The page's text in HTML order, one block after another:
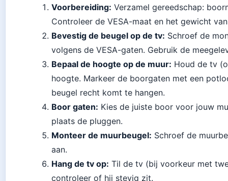
Voorbereiding: Verzamel gereedschap:
Controleer de VESA-maat en het gewicht
Bevestig de beugel op de tv: Schroef de
volgens de VESA-gaten. Gebruik de
Bepaal de hoogte op de muur: Houd de tv
hoogte. Markeer de boorgaten met een
beugel recht komt te hangen.
Boor gaten: Kies de juiste boor voor jouw
plaats de pluggen.
Monteer de muurbeugel: Schroef de
aan.
Hang de tv op: Til de tv (bij voorkeur met
controleer of hij stevig zit.